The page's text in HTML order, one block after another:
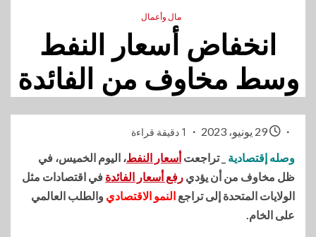
مال وأعمال
انخفاض أسعار النفط
وسط مخاوف من الفائدة
1 دقيقة قراءة
وصله إقتصادية _ تراجعت أسعار النفط، اليوم الخميس، في
ظل مخاوف من أن يؤدي رفع أسعار الفائدة في اقتصادات مثل
الولايات المتحدة إلى تراجع النمو الاقتصادي والطلب العالمي
على الخام.